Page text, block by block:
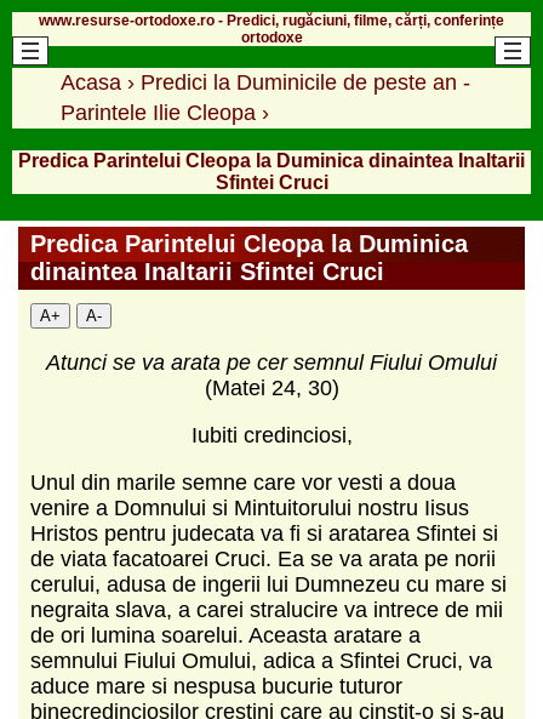
www.resurse-ortodoxe.ro - Predici, rugăciuni, filme, cărți, conferințe
ortodoxe
Acasa › Predici la Duminicile de peste an -
Parintele Ilie Cleopa ›
Predica Parintelui Cleopa la Duminica dinaintea Inaltarii
Sfintei Cruci
Predica Parintelui Cleopa la Duminica
dinaintea Inaltarii Sfintei Cruci
A+ A-
Atunci se va arata pe cer semnul Fiului Omului
(Matei 24, 30)
Iubiti credinciosi,
Unul din marile semne care vor vesti a doua
venire a Domnului si Mintuitorului nostru Iisus
Hristos pentru judecata va fi si aratarea Sfintei si
de viata facatoarei Cruci. Ea se va arata pe norii
cerului, adusa de ingerii lui Dumnezeu cu mare si
negraita slava, a carei stralucire va intrece de mii
de ori lumina soarelui. Aceasta aratare a
semnului Fiului Omului, adica a Sfintei Cruci, va
aduce mare si nespusa bucurie tuturor
binecredinciosilor crestini care au cinstit-o si s-au